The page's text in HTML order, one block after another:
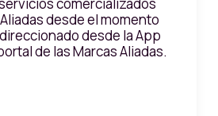
desde el momento
desde la App
de las Marcas Aliadas.